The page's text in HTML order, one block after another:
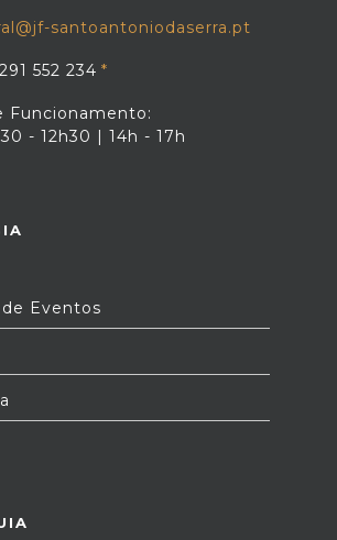
santoantoniodaserra.pt
552 234
Funcionamento:
- 12h30 | 14h - 17h
Eventos